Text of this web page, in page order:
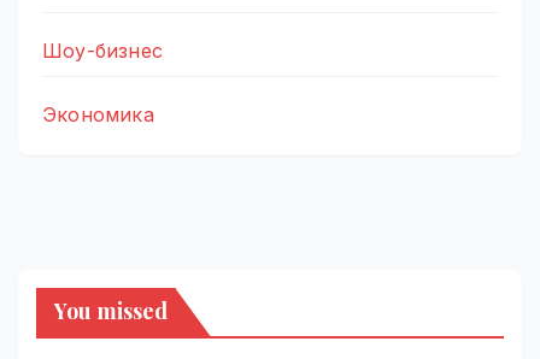
Шоу-бизнес
Экономика
You missed